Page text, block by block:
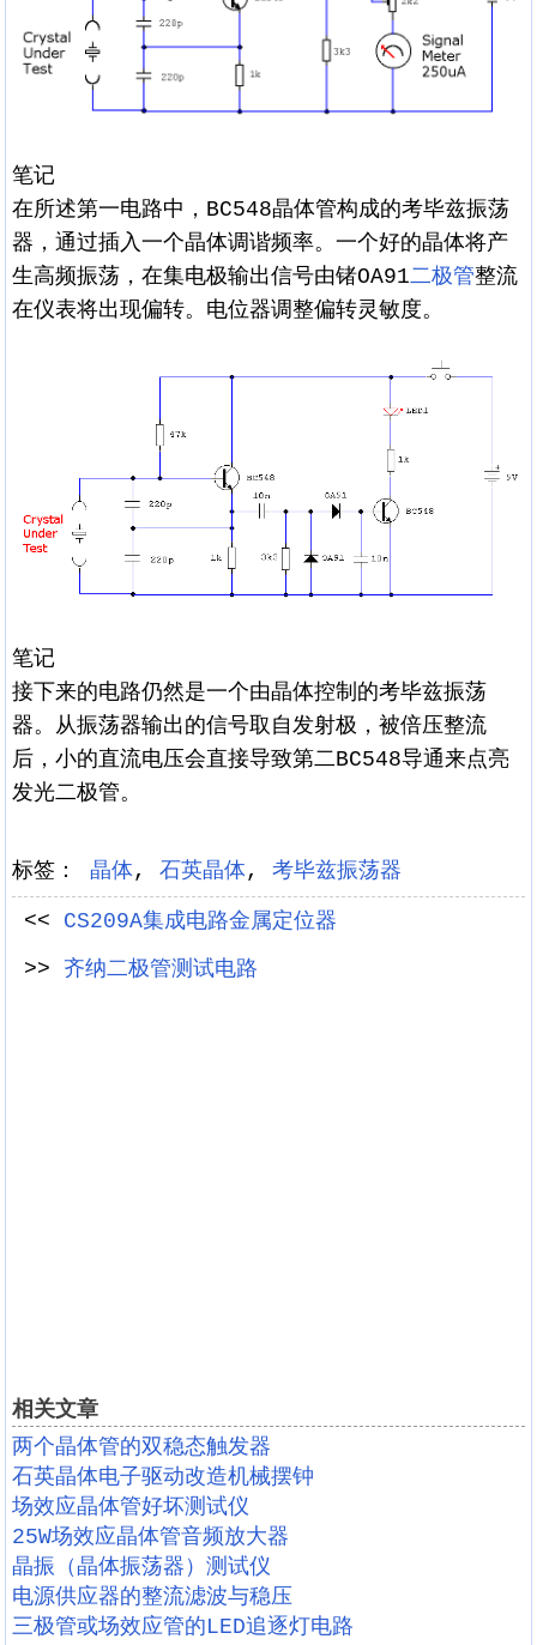
笔记
在所述第一电路中，BC548晶体管构成的考毕兹振荡
器，通过插入一个晶体调谐频率。一个好的晶体将产
生高频振荡，在集电极输出信号由锗OA91二极管整流
在仪表将出现偏转。电位器调整偏转灵敏度。
笔记
接下来的电路仍然是一个由晶体控制的考毕兹振荡
器。从振荡器输出的信号取自发射极，被倍压整流
后，小的直流电压会直接导致第二BC548导通来点亮
发光二极管。
标签： 晶体, 石英晶体, 考毕兹振荡器
<< CS209A集成电路金属定位器
>> 齐纳二极管测试电路
相关文章
两个晶体管的双稳态触发器
石英晶体电子驱动改造机械摆钟
场效应晶体管好坏测试仪
25W场效应晶体管音频放大器
晶振（晶体振荡器）测试仪
电源供应器的整流滤波与稳压
三极管或场效应管的LED追逐灯电路